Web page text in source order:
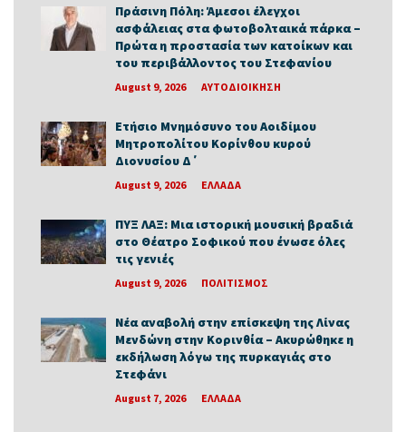
Πράσινη Πόλη: Άμεσοι έλεγχοι
ασφάλειας στα φωτοβολταικά πάρκα –
Πρώτα η προστασία των κατοίκων και
του περιβάλλοντος του Στεφανίου
August 9, 2026 ΑΥΤΟΔΙΟΙΚΗΣΗ
Ετήσιο Μνημόσυνο του Αοιδίμου
Μητροπολίτου Κορίνθου κυρού
Διονυσίου Δ΄
August 9, 2026 ΕΛΛΑΔΑ
ΠΥΞ ΛΑΞ: Μια ιστορική μουσική βραδιά
στο Θέατρο Σοφικού που ένωσε όλες
τις γενιές
August 9, 2026 ΠΟΛΙΤΙΣΜΟΣ
Νέα αναβολή στην επίσκεψη της Λίνας
Μενδώνη στην Κορινθία – Ακυρώθηκε η
εκδήλωση λόγω της πυρκαγιάς στο
Στεφάνι
August 7, 2026 ΕΛΛΑΔΑ